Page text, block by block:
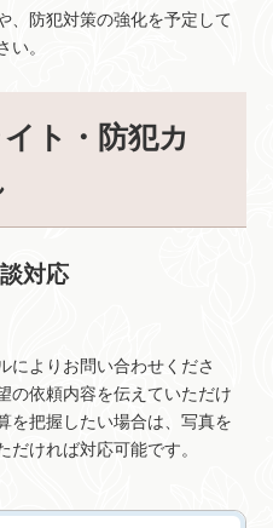
、防犯対策の強化を予定して
い。
ト・防犯カ
対応
によりお問い合わせくださ
の依頼内容を伝えていただけ
を把握したい場合は、写真を
だければ対応可能です。